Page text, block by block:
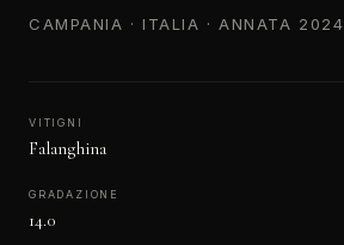
CAMPANIA · ITALIA · ANNATA 2024
VITIGNI
Falanghina
GRADAZIONE
14.0